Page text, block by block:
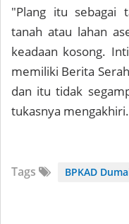
"Plang itu sebagai
tanah atau lahan
keadaan kosong.
memiliki Berita
dan itu tidak
tukasnya mengakhiri.
Tags BPKAD